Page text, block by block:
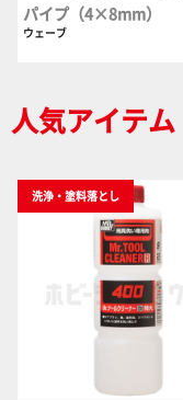
パイプ（4×8mm）
ウェーブ
人気アイテム
洗浄・塗料落とし